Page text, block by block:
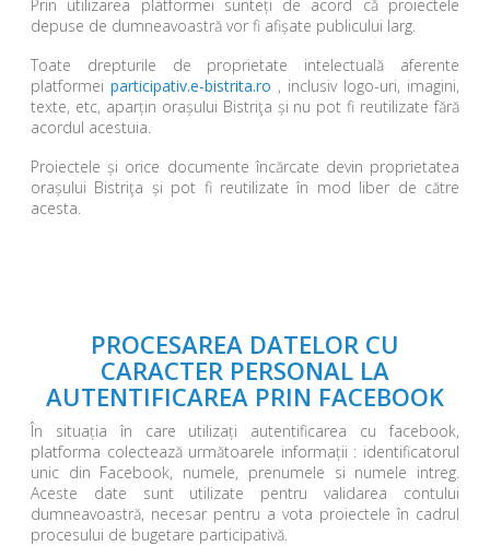
Prin utilizarea platformei sunteți de acord că proiectele
depuse de dumneavoastră vor fi afișate publicului larg.
Toate drepturile de proprietate intelectuală aferente
platformei participativ.e-bistrita.ro , inclusiv logo-uri, imagini,
texte, etc, aparțin orașului Bistriţa și nu pot fi reutilizate fără
acordul acestuia.
Proiectele și orice documente încărcate devin proprietatea
orașului Bistriţa și pot fi reutilizate în mod liber de către
acesta.
PROCESAREA DATELOR CU
CARACTER PERSONAL LA
AUTENTIFICAREA PRIN FACEBOOK
În situația în care utilizați autentificarea cu facebook,
platforma colectează următoarele informații : identificatorul
unic din Facebook, numele, prenumele si numele intreg.
Aceste date sunt utilizate pentru validarea contului
dumneavoastră, necesar pentru a vota proiectele în cadrul
procesului de bugetare participativă.